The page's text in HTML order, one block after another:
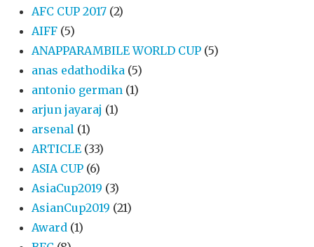
AFC CUP 2017 (2)
AIFF (5)
ANAPPARAMBILE WORLD CUP (5)
anas edathodika (5)
antonio german (1)
arjun jayaraj (1)
arsenal (1)
ARTICLE (33)
ASIA CUP (6)
AsiaCup2019 (3)
AsianCup2019 (21)
Award (1)